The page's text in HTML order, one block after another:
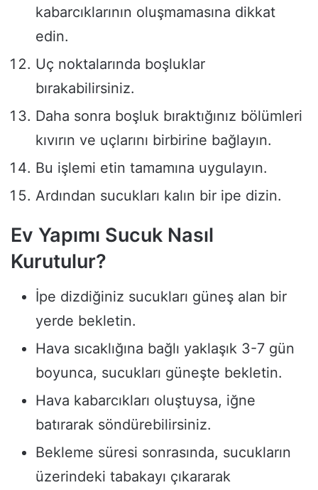
kabarcıklarının oluşmamasına dikkat
edin.
Uç noktalarında boşluklar
bırakabilirsiniz.
Daha sonra boşluk bıraktığınız bölümleri
kıvırın ve uçlarını birbirine bağlayın.
Bu işlemi etin tamamına uygulayın.
Ardından sucukları kalın bir ipe dizin.
Ev Yapımı Sucuk Nasıl
Kurutulur?
İpe dizdiğiniz sucukları güneş alan bir
yerde bekletin.
Hava sıcaklığına bağlı yaklaşık 3-7 gün
boyunca, sucukları güneşte bekletin.
Hava kabarcıkları oluştuysa, iğne
batırarak söndürebilirsiniz.
Bekleme süresi sonrasında, sucukların
üzerindeki tabakayı çıkararak